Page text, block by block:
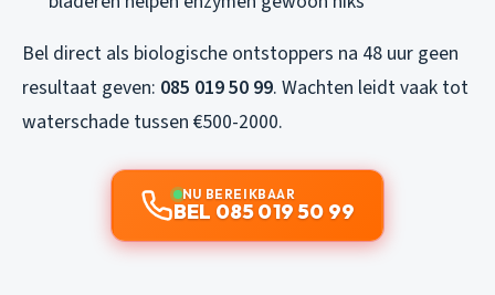
Bel direct als biologische ontstoppers na 48 uur geen
resultaat geven: 085 019 50 99. Wachten leidt vaak tot
waterschade tussen €500-2000.
NU BEREIKBAAR
BEL 085 019 50 99